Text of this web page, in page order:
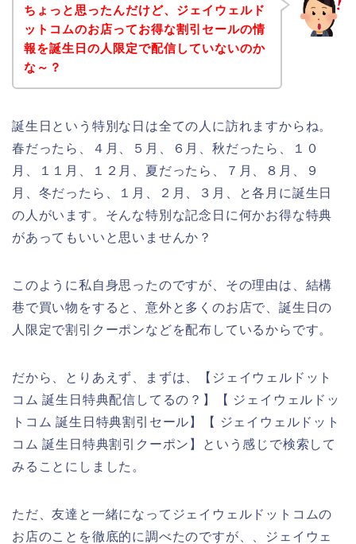
ちょっと思ったんだけど、ジェイウェルド
ットコムのお店ってお得な割引セールの情
報を誕生日の人限定で配信していないのか
な～？
誕生日という特別な日は全ての人に訪れますからね。
春だったら、４月、５月、６月、秋だったら、１０
月、１１月、１２月、夏だったら、７月、８月、９
月、冬だったら、１月、２月、３月、と各月に誕生日
の人がいます。そんな特別な記念日に何かお得な特典
があってもいいと思いませんか？
このように私自身思ったのですが、その理由は、結構
巷で買い物をすると、意外と多くのお店で、誕生日の
人限定で割引クーポンなどを配布しているからです。
だから、とりあえず、まずは、【ジェイウェルドット
コム 誕生日特典配信してるの？】【 ジェイウェルドッ
トコム 誕生日特典割引セール】【 ジェイウェルドット
コム 誕生日特典割引クーポン】という感じで検索して
みることにしました。
ただ、友達と一緒になってジェイウェルドットコムの
お店のことを徹底的に調べたのですが、、ジェイウェ